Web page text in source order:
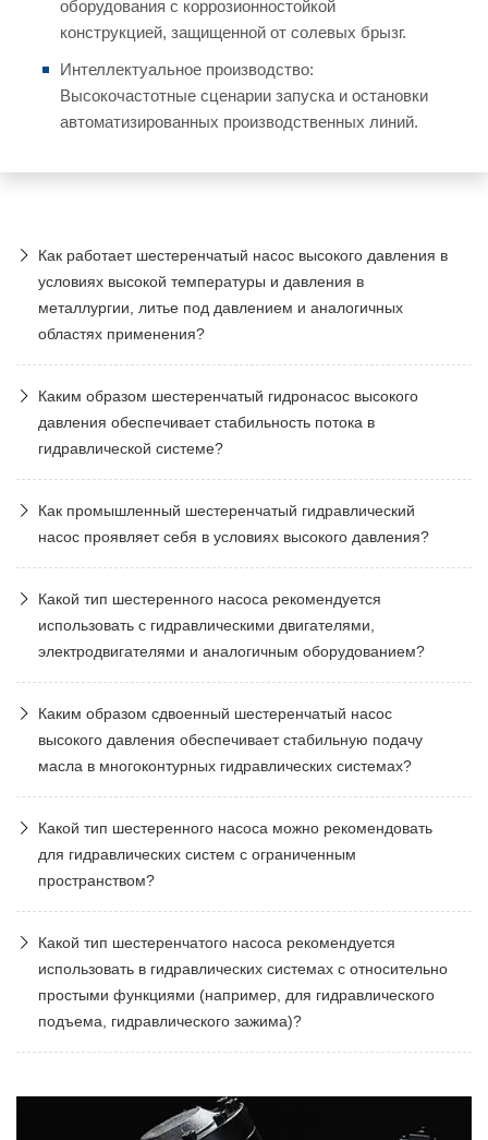
оборудования с коррозионностойкой
конструкцией, защищенной от солевых брызг.
Интеллектуальное производство:
Высокочастотные сценарии запуска и остановки
автоматизированных производственных линий.
Как работает шестеренчатый насос высокого давления в
условиях высокой температуры и давления в
металлургии, литье под давлением и аналогичных
областях применения?
Каким образом шестеренчатый гидронасос высокого
давления обеспечивает стабильность потока в
гидравлической системе?
Как промышленный шестеренчатый гидравлический
насос проявляет себя в условиях высокого давления?
Какой тип шестеренного насоса рекомендуется
использовать с гидравлическими двигателями,
электродвигателями и аналогичным оборудованием?
Каким образом сдвоенный шестеренчатый насос
высокого давления обеспечивает стабильную подачу
масла в многоконтурных гидравлических системах?
Какой тип шестеренного насоса можно рекомендовать
для гидравлических систем с ограниченным
пространством?
Какой тип шестеренчатого насоса рекомендуется
использовать в гидравлических системах с относительно
простыми функциями (например, для гидравлического
подъема, гидравлического зажима)?